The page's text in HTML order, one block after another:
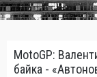
MotoGP:
байка -